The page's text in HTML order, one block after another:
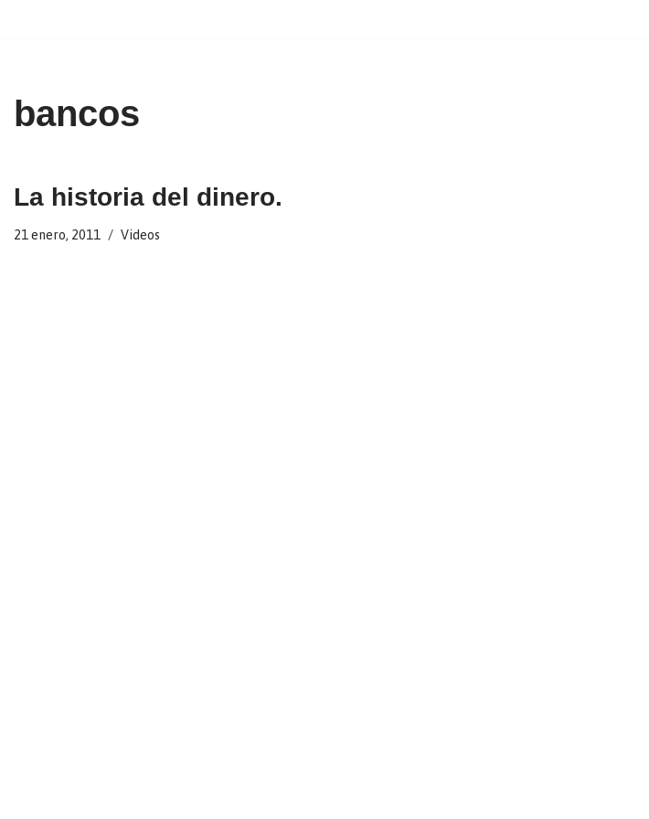
contenido
bancos
La historia del dinero.
21 enero, 2011 Videos